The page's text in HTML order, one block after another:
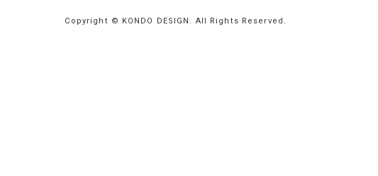
Copyright © KONDO DESIGN. All Rights Reserved.